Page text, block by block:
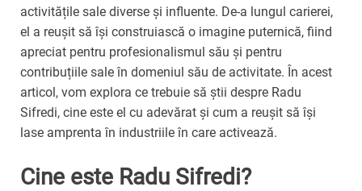
activitățile sale diverse și influente. De-a lungul carierei,
el a reușit să își construiască o imagine puternică, fiind
apreciat pentru profesionalismul său și pentru
contribuțiile sale în domeniul său de activitate. În acest
articol, vom explora ce trebuie să știi despre Radu
Sifredi, cine este el cu adevărat și cum a reușit să își
lase amprenta în industriile în care activează.
Cine este Radu Sifredi?